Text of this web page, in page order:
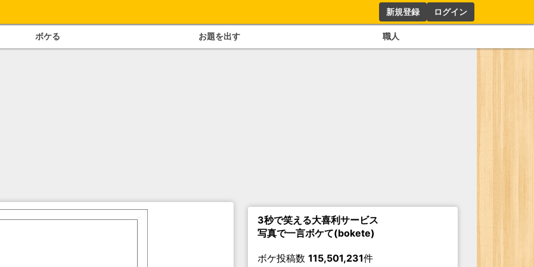
新規登録 ログイン
ボケる お題を出す 職人
3秒で笑える大喜利サービス
写真で一言ボケて(bokete)
ボケ投稿数 115,501,231件